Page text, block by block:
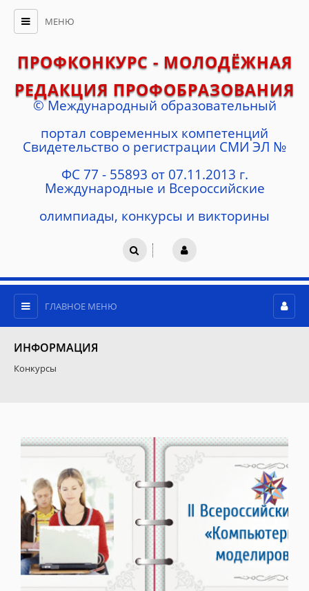
МЕНЮ
ПРОФКОНКУРС - МОЛОДЁЖНАЯ
РЕДАКЦИЯ ПРОФОБРАЗОВАНИЯ
© Международный образовательный
портал современных компетенций
Cвидетельство о регистрации СМИ ЭЛ №
ФС 77 - 55893 от 07.11.2013 г.
Международные и Всероссийские
олимпиады, конкурсы и викторины
ГЛАВНОЕ МЕНЮ
ИНФОРМАЦИЯ
Конкурсы